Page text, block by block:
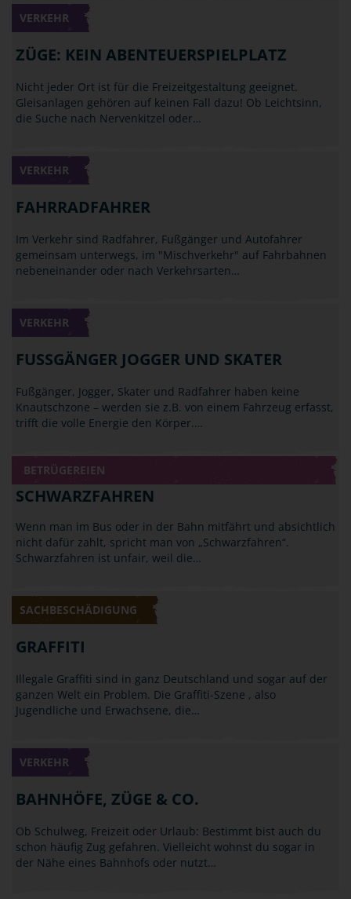
VERKEHR
ZÜGE: KEIN ABENTEUERSPIELPLATZ
Nicht jeder Ort ist für die Freizeitgestaltung geeignet.
Gleisanlagen gehören auf keinen Fall dazu! Ob Leichtsinn,
die Suche nach Nervenkitzel oder…
VERKEHR
FAHRRADFAHRER
Im Verkehr sind Radfahrer, Fußgänger und Autofahrer
gemeinsam unterwegs, im "Mischverkehr" auf Fahrbahnen
nebeneinander oder nach Verkehrsarten…
VERKEHR
FUSSGÄNGER JOGGER UND SKATER
Fußgänger, Jogger, Skater und Radfahrer haben keine
Knautschzone – werden sie z.B. von einem Fahrzeug erfasst,
trifft die volle Energie den Körper.…
BETRÜGEREIEN
SCHWARZFAHREN
Wenn man im Bus oder in der Bahn mitfährt und absichtlich
nicht dafür zahlt, spricht man von „Schwarzfahren“.
Schwarzfahren ist unfair, weil die…
SACHBESCHÄDIGUNG
GRAFFITI
Illegale Graffiti sind in ganz Deutschland und sogar auf der
ganzen Welt ein Problem. Die Graffiti-Szene , also
Jugendliche und Erwachsene, die…
VERKEHR
BAHNHÖFE, ZÜGE & CO.
Ob Schulweg, Freizeit oder Urlaub: Bestimmt bist auch du
schon häufig Zug gefahren. Vielleicht wohnst du sogar in
der Nähe eines Bahnhofs oder nutzt…